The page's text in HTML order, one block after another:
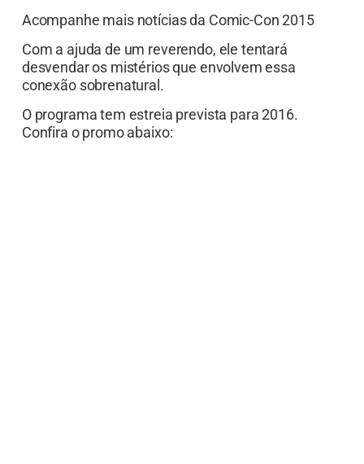
Acompanhe mais notícias da Comic-Con 2015
Com a ajuda de um reverendo, ele tentará
desvendar os mistérios que envolvem essa
conexão sobrenatural.
O programa tem estreia prevista para 2016.
Confira o promo abaixo: